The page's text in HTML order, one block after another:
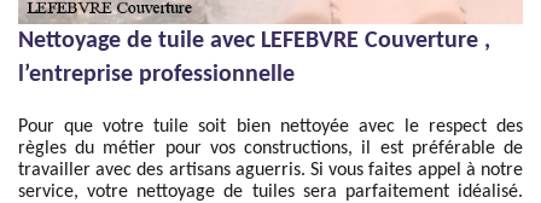
Nettoyage de tuile avec LEFEBVRE Couverture ,
l’entreprise professionnelle
Pour que votre tuile soit bien nettoyée avec le respect des
règles du métier pour vos constructions, il est préférable de
travailler avec des artisans aguerris. Si vous faites appel à notre
service, votre nettoyage de tuiles sera parfaitement idéalisé.